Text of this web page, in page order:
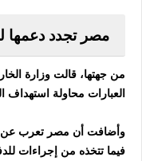
مصر تجدد دعمها
من جهتها، قالت وزارة
العبارات محاولة استهداف
وأضافت أن مصر تعرب عن
فيما تتخذه من إجراءات